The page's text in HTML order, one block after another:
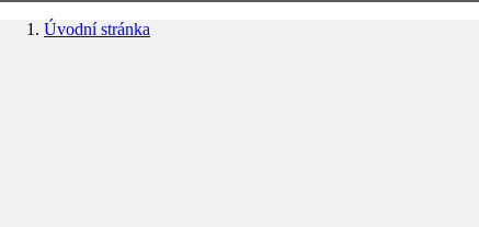
Úvodní stránka